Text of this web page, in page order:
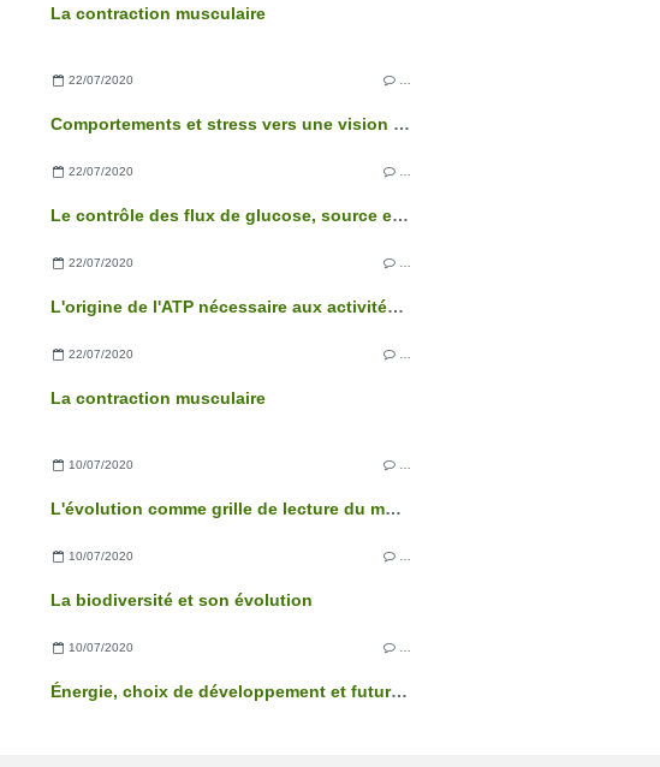
La contraction musculaire
22/07/2020
Comportements et stress vers une vision intégrée de l'organisme
22/07/2020
Le contrôle des flux de glucose, source essentielle d'énergie des cellules
22/07/2020
L'origine de l'ATP nécessaire aux activités cellulaires
22/07/2020
La contraction musculaire
10/07/2020
L'évolution comme grille de lecture du monde
10/07/2020
La biodiversité et son évolution
10/07/2020
Énergie, choix de développement et futur climatique